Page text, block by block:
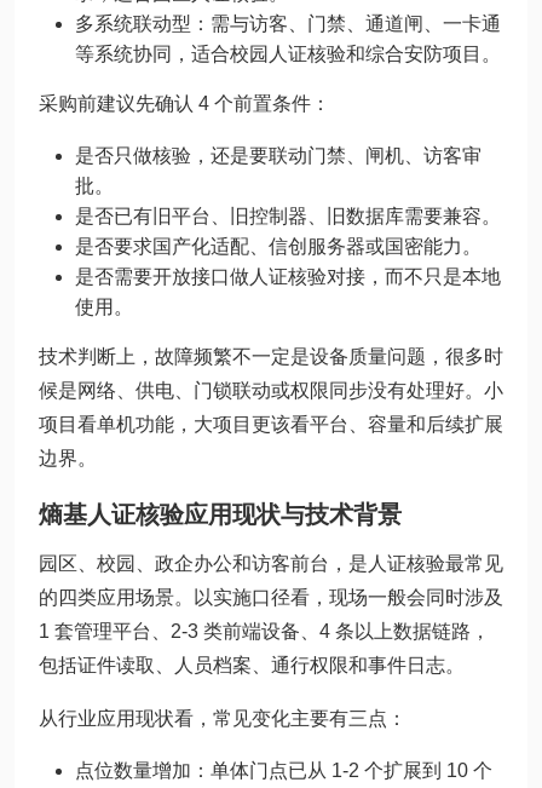
多系统联动型：需与访客、门禁、通道闸、一卡通
等系统协同，适合校园人证核验和综合安防项目。
采购前建议先确认 4 个前置条件：
是否只做核验，还是要联动门禁、闸机、访客审
批。
是否已有旧平台、旧控制器、旧数据库需要兼容。
是否要求国产化适配、信创服务器或国密能力。
是否需要开放接口做人证核验对接，而不只是本地
使用。
技术判断上，故障频繁不一定是设备质量问题，很多时
候是网络、供电、门锁联动或权限同步没有处理好。小
项目看单机功能，大项目更该看平台、容量和后续扩展
边界。
熵基人证核验应用现状与技术背景
园区、校园、政企办公和访客前台，是人证核验最常见
的四类应用场景。以实施口径看，现场一般会同时涉及
1 套管理平台、2-3 类前端设备、4 条以上数据链路，
包括证件读取、人员档案、通行权限和事件日志。
从行业应用现状看，常见变化主要有三点：
点位数量增加：单体门点已从 1-2 个扩展到 10 个